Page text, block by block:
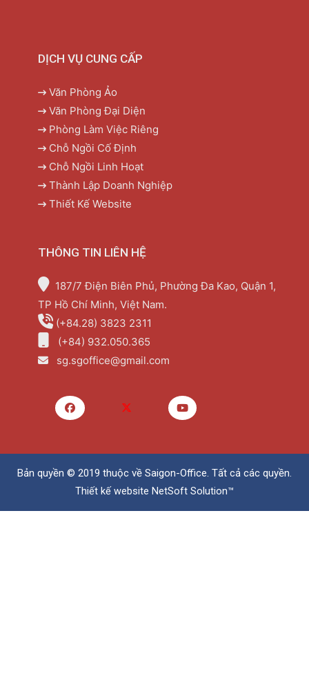
DỊCH VỤ CUNG CẤP
Văn Phòng Ảo
Văn Phòng Đại Diện
Phòng Làm Việc Riêng
Chỗ Ngồi Cố Định
Chỗ Ngồi Linh Hoạt
Thành Lập Doanh Nghiệp
Thiết Kế Website
THÔNG TIN LIÊN HỆ
187/7 Điện Biên Phủ, Phường Đa Kao, Quận 1,
TP Hồ Chí Minh, Việt Nam.
(+84.28) 3823 2311
(+84) 932.050.365
sg.sgoffice@gmail.com
Bản quyền © 2019 thuộc về Saigon-Office. Tất cả các quyền.
Thiết kế website NetSoft Solution™